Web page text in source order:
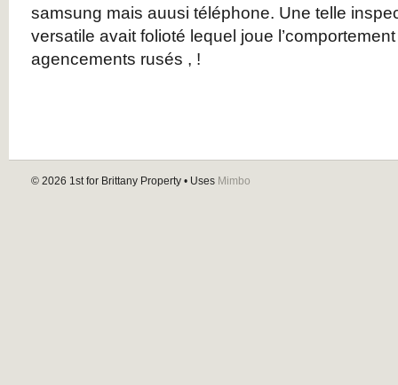
samsung mais auusi téléphone. Une telle
versatile avait folioté lequel joue
agencements rusés , !
© 2026 1st for Brittany Property • Uses Mimbo